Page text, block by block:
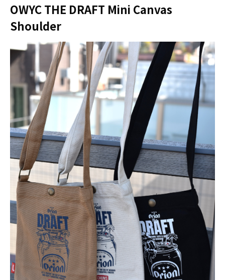
OWYC THE DRAFT Mini Canvas
Shoulder